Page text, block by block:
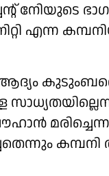
നേിയുടെ
എന്ന
ആദ്യം
കമ്പനി